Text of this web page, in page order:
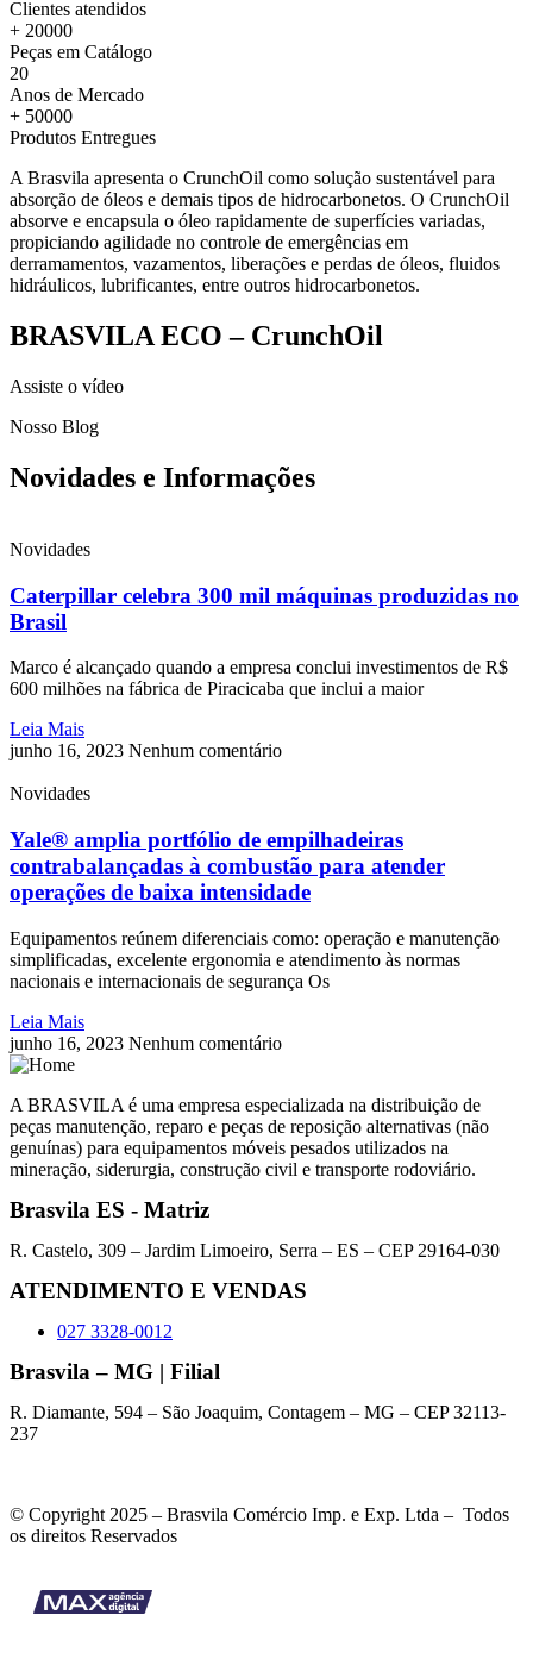
Clientes atendidos
+ 20000
Peças em Catálogo
20
Anos de Mercado
+ 50000
Produtos Entregues
A Brasvila apresenta o CrunchOil como solução sustentável para
absorção de óleos e demais tipos de hidrocarbonetos. O CrunchOil
absorve e encapsula o óleo rapidamente de superfícies variadas,
propiciando agilidade no controle de emergências em
derramamentos, vazamentos, liberações e perdas de óleos, fluidos
hidráulicos, lubrificantes, entre outros hidrocarbonetos.
BRASVILA ECO – CrunchOil
Assiste o vídeo
Nosso Blog
Novidades e Informações
Novidades
Caterpillar celebra 300 mil máquinas produzidas no
Brasil
Marco é alcançado quando a empresa conclui investimentos de R$
600 milhões na fábrica de Piracicaba que inclui a maior
Leia Mais
junho 16, 2023 Nenhum comentário
Novidades
Yale® amplia portfólio de empilhadeiras
contrabalançadas à combustão para atender
operações de baixa intensidade
Equipamentos reúnem diferenciais como: operação e manutenção
simplificadas, excelente ergonomia e atendimento às normas
nacionais e internacionais de segurança Os
Leia Mais
junho 16, 2023 Nenhum comentário
A BRASVILA é uma empresa especializada na distribuição de
peças manutenção, reparo e peças de reposição alternativas (não
genuínas) para equipamentos móveis pesados utilizados na
mineração, siderurgia, construção civil e transporte rodoviário.
Brasvila ES - Matriz
R. Castelo, 309 – Jardim Limoeiro, Serra – ES – CEP 29164-030
ATENDIMENTO E VENDAS
027 3328-0012
Brasvila – MG | Filial
R. Diamante, 594 – São Joaquim, Contagem – MG – CEP 32113-
237
© Copyright 2025 – Brasvila Comércio Imp. e Exp. Ltda – Todos
os direitos Reservados